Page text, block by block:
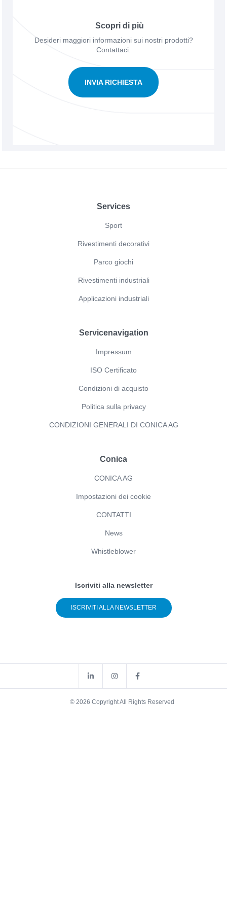
Scopri di più
Desideri maggiori informazioni sui nostri prodotti?
Contattaci.
INVIA RICHIESTA
Services
Sport
Rivestimenti decorativi
Parco giochi
Rivestimenti industriali
Applicazioni industriali
Servicenavigation
Impressum
ISO Certificato
Condizioni di acquisto
Politica sulla privacy
CONDIZIONI GENERALI DI CONICA AG
Conica
CONICA AG
Impostazioni dei cookie
CONTATTI
News
Whistleblower
Iscriviti alla newsletter
ISCRIVITI ALLA NEWSLETTER
© 2026 Copyright All Rights Reserved